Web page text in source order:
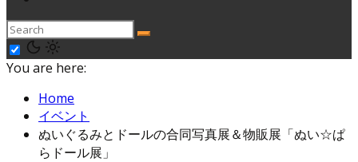
You are here:
Home
イベント
ぬいぐるみとドールの合同写真展＆物販展「ぬい☆ぱ
らドール展」